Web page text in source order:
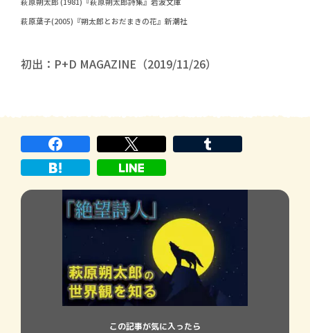
萩原葉子(2005)『朔太郎とおだまきの花』新潮社
初出：P+D MAGAZINE（2019/11/26）
この記事が気に入ったら